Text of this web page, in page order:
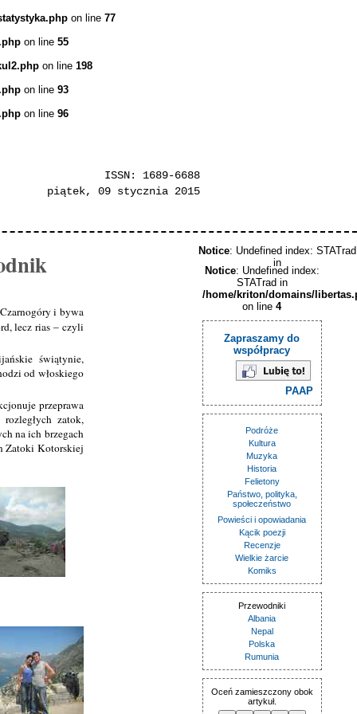
on line 77
on line 55
on line 198
on line 93
on line 96
ISSN: 1689-6688
piątek, 09 stycznia 2015
i bywa
lecz rias – czyli
świątynie,
od włoskiego
przeprawa
zatok,
na ich brzegach
Zatoki Kotorskiej
Notice: Undefined index:
STATrad in
/home/kriton/domains/
on line 4
Zapraszamy do
współpracy
PAAP
Podróże
Kultura
Muzyka
Historia
Felietony
Państwo, polityka,
społeczeństwo
Powieści i opowiadania
Kącik poezji
Recenzje
Wielkie żarcie
Komiks
Przewodniki
Albania
Nepal
Polska
Rumunia
Oceń zamieszczony obok
artykuł.
Notice: Undefined index: STATrad
in